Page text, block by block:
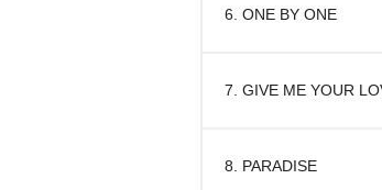
6. ONE BY ONE
7. GIVE ME YOUR
8. PARADISE